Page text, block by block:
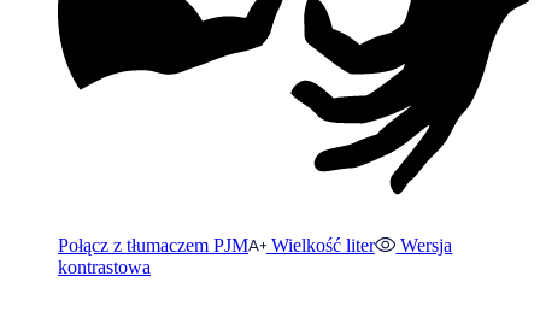
Połącz z tłumaczem PJM Wielkość liter
Wersja
kontrastowa